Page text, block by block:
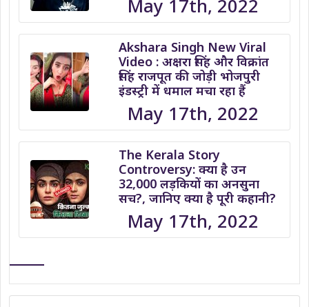
May 17th, 2022
Akshara Singh New Viral
Video : अक्षरा सिंह और विक्रांत
सिंह राजपूत की जोड़ी भोजपुरी
इंडस्ट्री में धमाल मचा रहा हैं
May 17th, 2022
The Kerala Story
Controversy: क्या है उन
32,000 लड़कियों का अनसुना
सच?, जानिए क्या है पूरी कहानी?
May 17th, 2022